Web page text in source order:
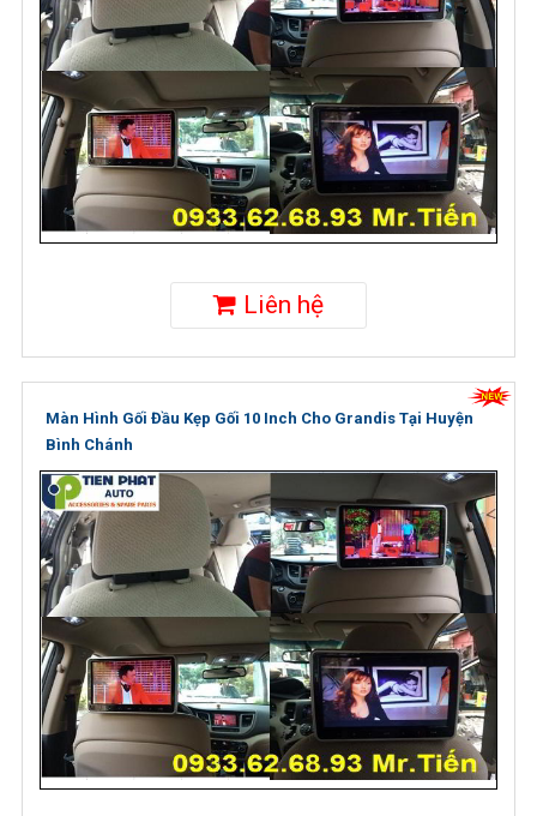
Liên hệ
Màn Hình Gối Đầu Kẹp Gối 10 Inch Cho Grandis Tại Huyện
Bình Chánh